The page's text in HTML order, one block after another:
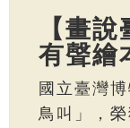
【畫
有聲
國立臺灣
鳥叫」，